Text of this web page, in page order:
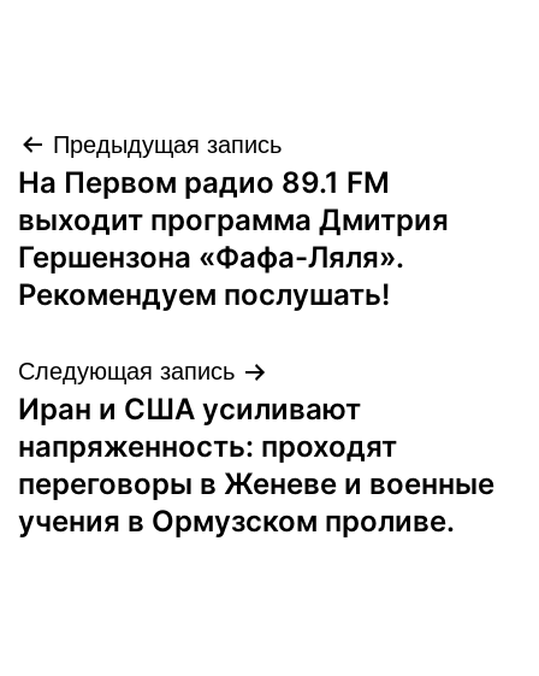
Навигация
по
записям
Предыдущая запись
На Первом радио 89.1 FM
выходит программа Дмитрия
Гершензона «Фафа-Ляля».
Рекомендуем послушать!
Следующая запись
Иран и США усиливают
напряженность: проходят
переговоры в Женеве и военные
учения в Ормузском проливе.